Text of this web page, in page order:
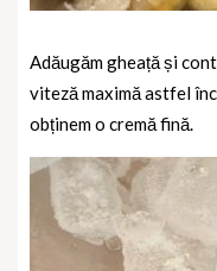
Adăugăm gheață și
viteză maximă astfel
obținem o cremă fină.